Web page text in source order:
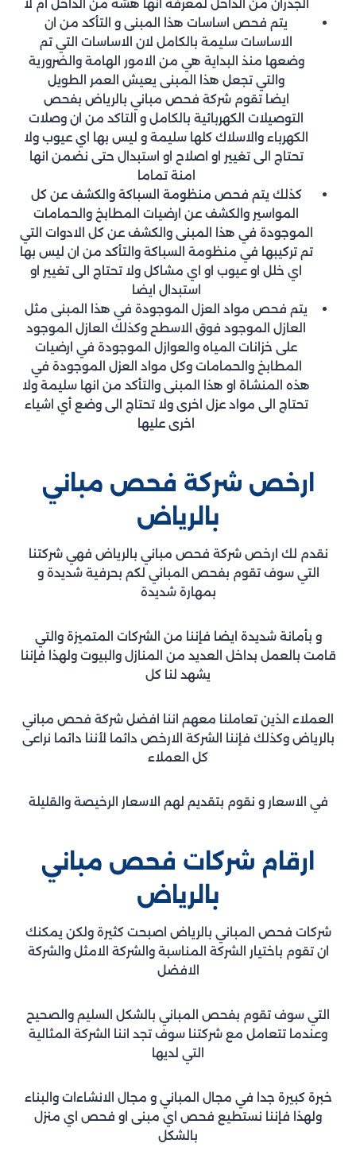
الجدران من الداخل لمعرفة انها هشة من الداخل ام لا
يتم فحص اساسات هذا المبنى و التأكد من ان
الاساسات سليمة بالكامل لان الاساسات التي تم
وضعها منذ البداية هي من الامور الهامة والضرورية
والتي تجعل هذا المبنى يعيش العمر الطويل
ايضا تقوم شركة فحص مباني بالرياض بفحص
التوصيلات الكهربائية بالكامل و التاكد من ان وصلات
الكهرباء والاسلاك كلها سليمة و ليس بها اي عيوب ولا
تحتاج الى تغيير او اصلاح او استبدال حتى نضمن انها
امنة تماما
كذلك يتم فحص منظومة السباكة والكشف عن كل
المواسير والكشف عن ارضيات المطابخ والحمامات
الموجودة في هذا المبنى والكشف عن كل الادوات التي
تم تركيبها في منظومة السباكة والتأكد من ان ليس بها
اي خلل او عيوب او اي مشاكل ولا تحتاج الى تغيير او
استبدال ايضا
يتم فحص مواد العزل الموجودة في هذا المبنى مثل
العازل الموجود فوق الاسطح وكذلك العازل الموجود
على خزانات المياه والعوازل الموجودة في ارضيات
المطابخ والحمامات وكل مواد العزل الموجودة في
هذه المنشاة او هذا المبنى والتأكد من انها سليمة ولا
تحتاج الى مواد عزل اخرى ولا تحتاج الى وضع أي اشياء
اخرى عليها
ارخص شركة فحص مباني
بالرياض
نقدم لك ارخص شركة فحص مباني بالرياض فهي شركتنا
التي سوف تقوم بفحص المباني لكم بحرفية شديدة و
بمهارة شديدة
و بأمانة شديدة ايضا فإننا من الشركات المتميزة والتي
قامت بالعمل بداخل العديد من المنازل والبيوت ولهذا فإننا
يشهد لنا كل
العملاء الذين تعاملنا معهم اننا افضل شركة فحص مباني
بالرياض وكذلك فإننا الشركة الارخص دائما لأننا دائما نراعى
كل العملاء
في الاسعار و نقوم بتقديم لهم الاسعار الرخيصة والقليلة
ارقام شركات فحص مباني
بالرياض
شركات فحص المباني بالرياض اصبحت كثيرة ولكن يمكنك
ان تقوم باختيار الشركة المناسبة والشركة الامثل والشركة
الافضل
التي سوف تقوم بفحص المباني بالشكل السليم والصحيح
وعندما تتعامل مع شركتنا سوف تجد اننا الشركة المثالية
التي لديها
خبرة كبيرة جدا في مجال المباني و مجال الانشاءات والبناء
ولهذا فإننا نستطيع فحص اي مبنى او فحص اي منزل
بالشكل